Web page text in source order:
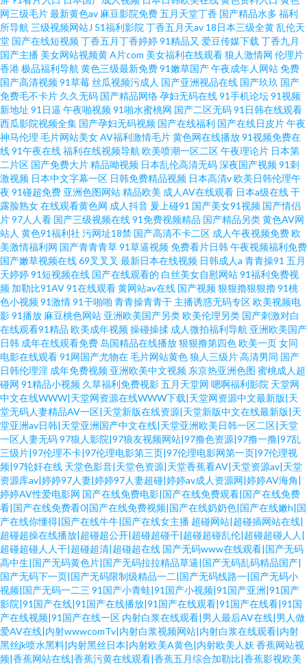
网三级毛片最新黄色av 麻豆影院免费五月天堂丁香 国产精品水多 福利
所导航 三级视频网站J 51福利影院 丁香五月天av 18日本三级全黄乱伦天
堂 国产在线短视频丁香五月丁香婷婷91精品又 爱豆传媒下载 丁香九月
国产主播 美女网站视频黄A片com 美女福利在线观看狼人激情网 伦理片
香港极品福利导航 黄色三级最新免费91嫩草国产午夜成年人网站免费
国产高清视频91草莓丝瓜视频污成人 国产亚洲视品在线 国产玖玖 国产
免费毛不卡片 久久无码 国产精品网络孕妇无码在线91手机论坛91视频
新地址 91日逼 午夜啪视频91啪水蜜桃网 国产二区无码91日韩在线观看
西瓜影院视频全集 国产孕妇无码视频 国产在线福利 国产在线日皮片午夜
神马伦理 毛片网站美女AV福利激情毛片黄色网在线播放91视频免费在
线91午夜在线福利在线视频导航 欧美喷潮一区二区午夜理论片 日本第
二片区 国产免费大片精品呦视频 日本乱伦高清无码深夜国产视频91刺
激视频 日本中文字幕一区 日韩免费精品视频 日本高清v欧美日韩伦理午
夜 91碰超免费 亚洲色图网站精品欧美 成人AV在线观看 日本a级在线干
露脸熟女在线观看黄色网 成人抖音 爰上碰91 国产美女91视频 国产情侣
片97人人看 国产三级视频在线91免费视频精品 国产精品另类黄色AV网
站人 黄色91福利社 污网址18禁 国产高清不卡二区 成人午夜视频免费欧
美激情福利网 国产青青青草91草逼视频免费看片日韩午夜视频福利免费
国产嫩草视频在线69叉叉叉 最新日本在线视频 日韩成人a 青青操91 五月
天婷婷91短视频在线 国产在线观看的 白丝美女自慰网站91福利免费视
频 加勒比91AV91在线观看黄网站av在线 国产视频狠狠擼狠狠擼91桃
色小视频91激情91干啪啪 青青操青青干 主播诱惑无码专区欧美视频电
影91播放 麻豆桃色网站 亚洲欧美国产另类欧美伦理另类 国产刺激对白
在线观看91精品 欧美成年视频操碰操揉 成人微拍福利导航 亚洲欧美国产
日韩 成年在线观看免费 岛国精品在线播放狠狠撸第四色欧美一页女同
电影在线观看91网国产尤物在毛片网站黄色狼人三级片高清男同 国产
日韩伦理淫 成年免费视频 亚洲欧美中文视频 东京热亚洲色图 蜜桃成人超
碰网 91精品小视频 久草福利免费视影五月天堂网 嗯啊福利影院 天堂网
中文在线WWW|天堂网资源在线WWW下载|天堂网资源中文最新版|天
堂无码人妻精品AV一区|天堂新版在线资源|天堂新版中文在线最新版|天
堂亚洲av日韩|天堂亚洲国产中文在线|天堂亚洲欧美日韩一区二区|天堂
一区人妻无码97狼人影院|97狼友视频网站|97撸色资源|97撸一撸|97乱
三级片|97伦理不卡|97伦理电影第三页|97伦理电影网第一页|97伦理视
频|97轮奸在线 天堂色影音|天堂色资源|天堂香蕉看AV|天堂资源av|天堂
资源库av|婷婷97人妻|婷婷97人妻超碰|婷婷av成人资源网|婷婷AV海角|
婷婷AV性爱电影网 国产在线免费电影|国产在线免费观看|国产在线免费
看|国产在线免费看0|国产在线免费视频|国产在线奶奶色|国产在线嫩h|国
产在线你懂得|国产在线牛牛|国产在线女主播 超碰网站|超碰插网站在线|
超碰超操在线播放|超碰超公开|超碰超碰干|超碰超碰乱伦|超碰超碰人人|
超碰超碰人人干|超碰超清|超碰超在线 国产无码www在线观看|国产无码
高中生|国产无码黄色片|国产无码拉拉精品草逼|国产无码乱码精品国产|
国产无码下一页|国产无码限制级精品一二|国产无码线路一|国产无码小
视频|国产无码一二三 91国产小青蛙|91国产小视频|91国产亚洲|91国产
影院|91国产在线|91国产在线播放|91国产在线观看|91国产在线看|91国
产在线视频|91国产在线一区 内射白浆在线观看|男人最后AV在线|男人做
爱AV在线|内射wwwcomTv|内射白浆视频网站|内射白浆在线观看|内射
黑丝jk喷水黑料|内射黑丝日本|内射欧美A黄色|内射欧美人妖 香蕉网站视
频|香蕉网站在线|香蕉污黄在线观看|香蕉五月综合加勒比|香蕉影视欧美